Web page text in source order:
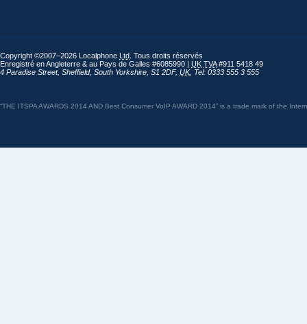
Copyright ©2007–2026 Localphone Ltd . Tous droits réservés
Enregistré en Angleterre & au Pays de Galles #6085990 | UK TVA#911 5418 49
4 Paradise Street, Sheffield, South Yorkshire S1 2DF, UK, Tel: 0333 555 3 555
“THE ITSPA AWARDS 2014 AND Best Consumer VoIP AWARD 2014” is a trade mark of the